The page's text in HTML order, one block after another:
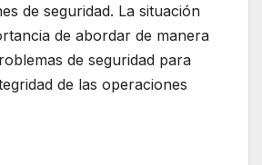
de seguridad. La situación
de abordar de manera
de seguridad para
de las operaciones